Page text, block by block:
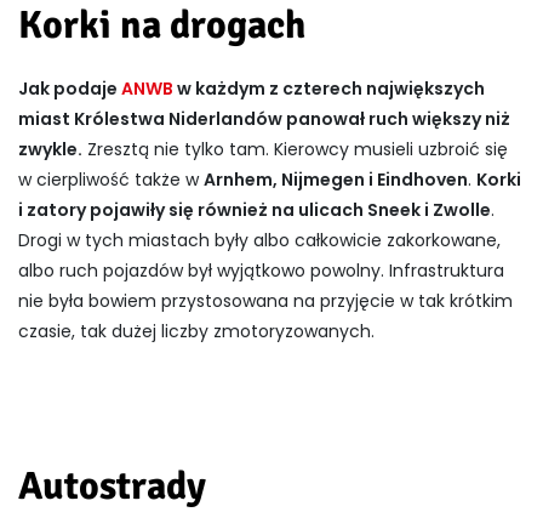
Korki na drogach
Jak podaje ANWB w każdym z czterech największych
miast Królestwa Niderlandów panował ruch większy niż
zwykle. Zresztą nie tylko tam. Kierowcy musieli uzbroić się
w cierpliwość także wArnhem, Nijmegen i Eindhoven. Korki
i zatory pojawiły się również na ulicach Sneek i Zwolle.
Drogi w tych miastach były albo całkowicie zakorkowane,
albo ruch pojazdów był wyjątkowo powolny. Infrastruktura
nie była bowiem przystosowana na przyjęcie w tak krótkim
czasie, tak dużej liczby zmotoryzowanych.
Autostrady